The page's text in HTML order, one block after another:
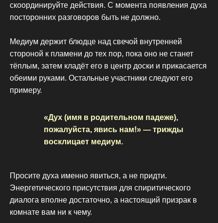
скоординируйте действия. С момента появления духа
посторонних разговоров быть не должно.
Медиум держит блюдце над свечой внутренней
стороной к пламени до тех пор, пока оно не станет
тёплым, затем кладёт его в центр доски и прикасается
обеими руками. Остальные участники следуют его
примеру.
«Дух (имя в родительном падеже),
пожалуйста, явись нам!» — трижды
восклицает медиум.
Просите духа именно явиться, а не придти.
Энергетического присутствия для спиритического
диалога вполне достаточно, а настоящий призрак в
комнате вам ни к чему.